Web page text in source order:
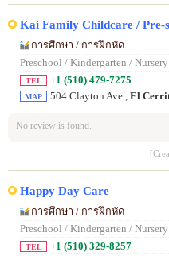
Kai Family Childcare / Pre-
การศึกษา / การฝึกหัด
Preschool / Kindergarten / Nursery
TEL +1 (510) 479-7275
MAP 504 Clayton Ave., El
No review is found.
Happy Day Care
การศึกษา / การฝึกหัด
Preschool / Kindergarten / Nursery
TEL +1 (510) 329-8257